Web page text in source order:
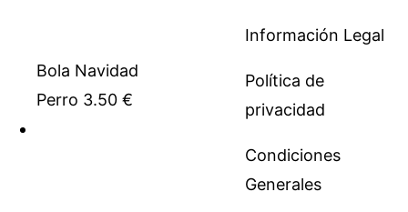
Bola Navidad
Perro 3.50 €
Información Legal
Política de
privacidad
Condiciones
Generales